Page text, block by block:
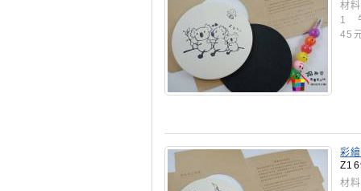
材
1
45
彩
材